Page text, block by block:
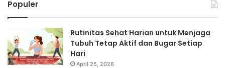
Populer
Rutinitas Sehat Harian untuk Menjaga
Tubuh Tetap Aktif dan Bugar Setiap
Hari
April 25, 2026